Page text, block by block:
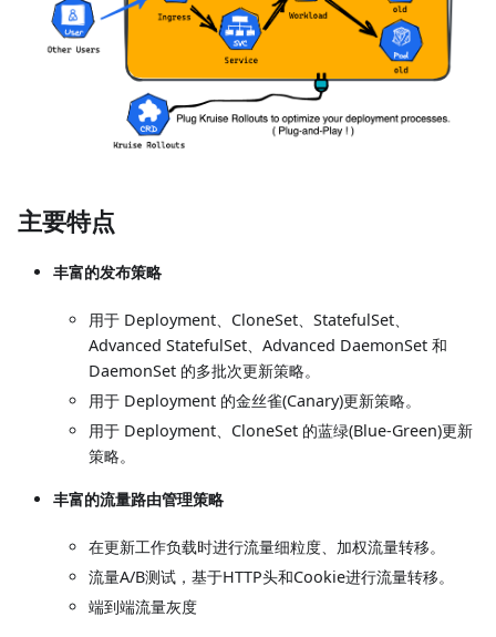
主要特点
丰富的发布策略
用于 Deployment、CloneSet、StatefulSet、
Advanced StatefulSet、Advanced DaemonSet 和
DaemonSet 的多批次更新策略。
用于 Deployment 的金丝雀(Canary)更新策略。
用于 Deployment、CloneSet 的蓝绿(Blue-Green)更新
策略。
丰富的流量路由管理策略
在更新工作负载时进行流量细粒度、加权流量转移。
流量A/B测试，基于HTTP头和Cookie进行流量转移。
端到端流量灰度